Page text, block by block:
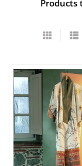
Products